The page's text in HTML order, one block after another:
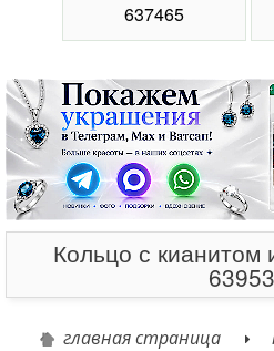
637465
Кольцо с кианитом
главная страница